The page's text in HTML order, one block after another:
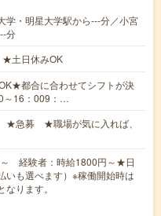
学・明星大学駅から---分／小宮
分
土日休みOK
都合に合わせてシフトが決
～16：009：…
★急募 ★職場が気に入れば、
経験者：時給1800円～★日
いも選べます）※稼働開始時は
ります。